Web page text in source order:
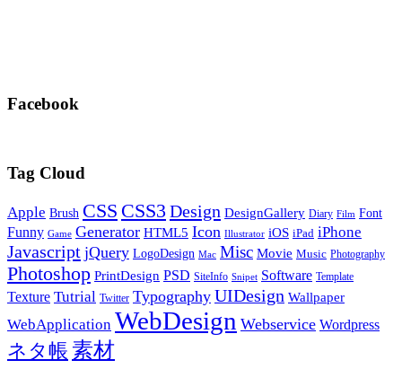
Facebook
Tag Cloud
Apple Brush CSS CSS3 Design DesignGallery Diary Film Font
Funny Game Generator HTML5 Icon Illustrator iOS iPad iPhone
Javascript jQuery LogoDesign Mac Misc Movie Music Photography
Photoshop PrintDesign PSD SiteInfo Snipet Software Template
Texture Tutrial Twitter Typography UIDesign Wallpaper
WebApplication WebDesign Webservice Wordpress
ネタ帳 素材